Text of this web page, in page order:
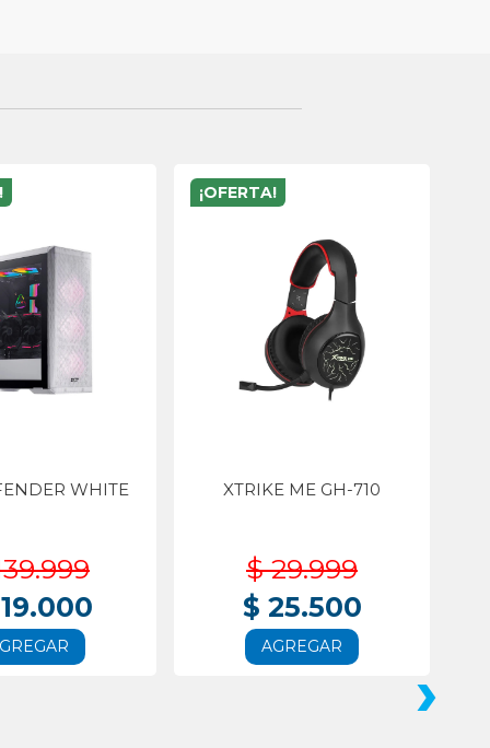
WHITE
¡OFERTA!
XTRIKE ME GH-710
$ 29.999
$ 25.500
AGREGAR
›